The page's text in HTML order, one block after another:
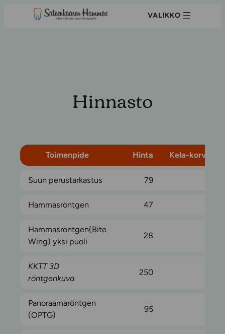
sisältöön
Hinnasto
Toimenpide Hinta Kela-korvaus
Suun perustarkastus 79
Hammasröntgen 47
Hammasröntgen(Bite
Wing) yksi puoli
28
KKTT 3D
röntgenkuva
250
Panoraamaröntgen
(OPTG)
95